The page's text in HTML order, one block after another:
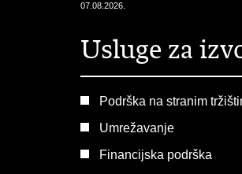
07.08.2026.
Usluge za
Podrška na stranim
Umrežavanje
Financijska podrška